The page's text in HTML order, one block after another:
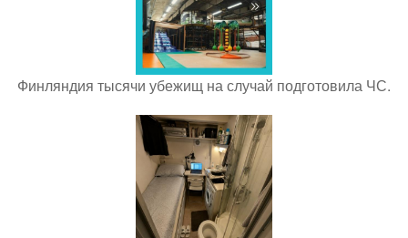
Финляндия тысячи убежищ на случай подготовила ЧС.